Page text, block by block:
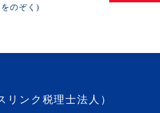
のぞく)
ンク税理士法人）